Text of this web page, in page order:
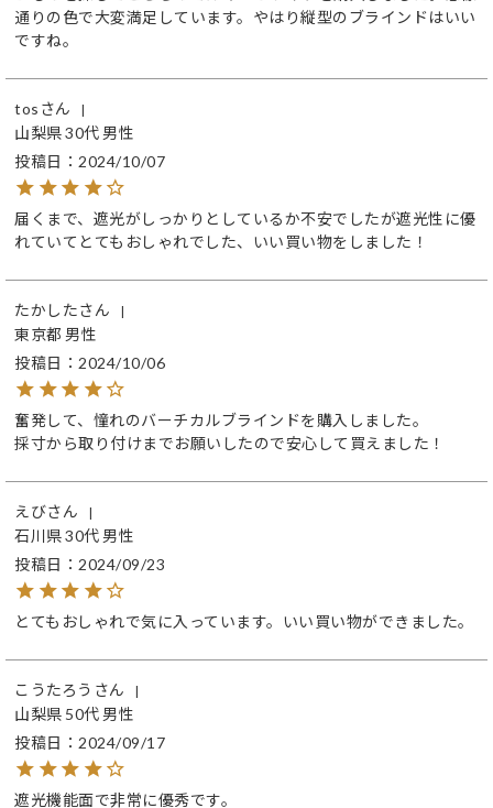
通りの色で大変満足しています。やはり縦型のブラインドはいい
ですね。
tos
山梨県30代男性
投稿日
2024/10/07
届くまで、遮光がしっかりとしているか不安でしたが遮光性に優
れていてとてもおしゃれでした、いい買い物をしました！
たかした
東京都 男性
投稿日
2024/10/06
奮発して、憧れのバーチカルブラインドを購入しました。
採寸から取り付けまでお願いしたので安心して買えました！
えび
石川県30代男性
投稿日
2024/09/23
とてもおしゃれで気に入っています。いい買い物ができました。
こうたろう
山梨県 50代男性
投稿日
2024/09/17
遮光機能面で非常に優秀です。